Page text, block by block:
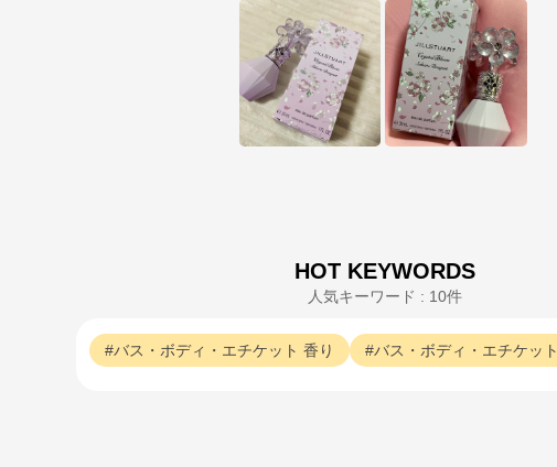
HOT KEYWORDS
人気キーワード : 10件
バス・ボディ・エチケット 香り バス・ボディ・エチケット